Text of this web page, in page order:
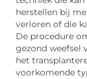
herstellen bij
verloren of die
De procedure
gezond weefsel
het
voorkomende